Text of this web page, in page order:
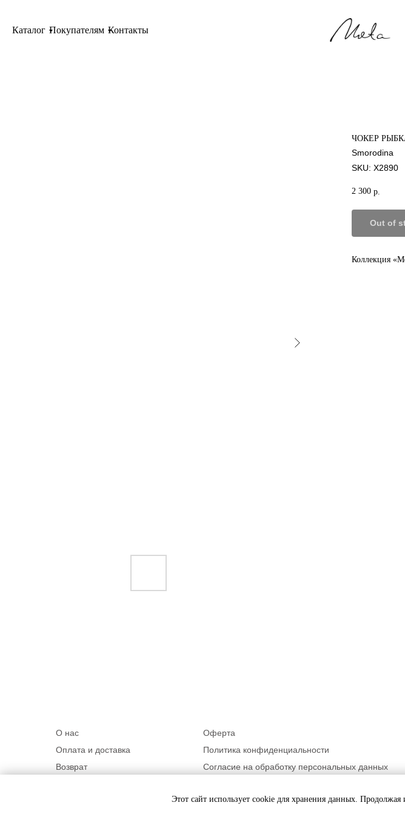
Каталог Покупателям Контакты
Этот сайт использует cookie для хранения данных. Продолжая
ЧОКЕР
Smorodina
SKU: X2890
2 300 р.
Out of
Коллекция
О нас
Оплата и доставка
Возврат
Оферта
Политика конфиденциальности
Согласие на обработку персональных данных